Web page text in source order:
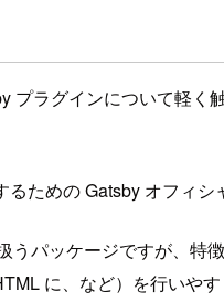
プラグインについて軽
るための Gatsby オフィシ
うパッケージですが、
に、など）を行いやす